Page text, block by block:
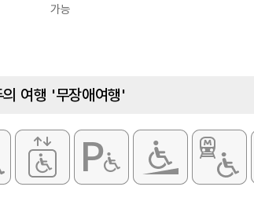
가능
의 여행 '무장애여행'